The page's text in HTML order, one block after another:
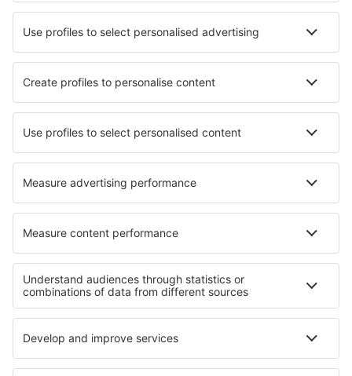
Hotels in Parentis-en-Born Hotels in Tazilly
Hotels in Maierà Hotels in Foz Tua
Hotels in Mühlheim am Main Hotels in Nagambie
Hotels in Euerdorf
Beste hotels - regio's
Hotels in Playa Blanca Hotels in Bastimentos Island
Hotels in Darién Hotels in Bocas del Toro
Hotels in Herrera Hotels in Nederland
Hotels in District Constanța
Hotels in Chiang Mai Hotels in Texas